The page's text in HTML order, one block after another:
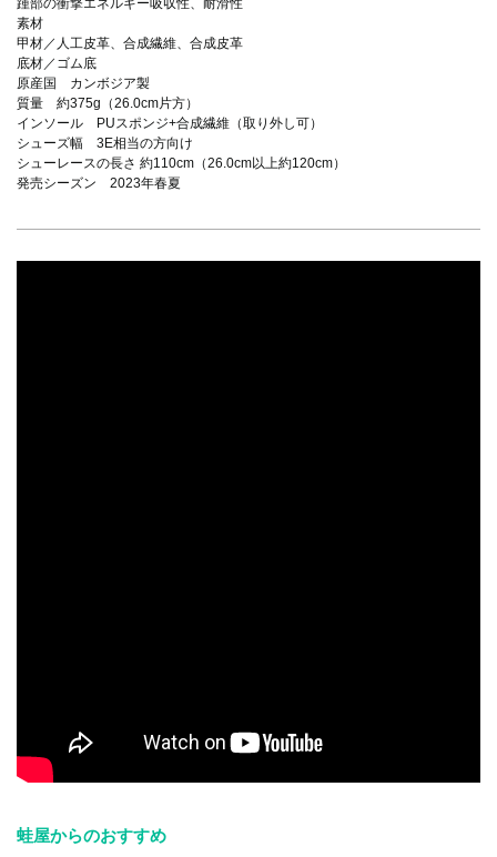
素材
甲材／人工皮革、合成繊維、合成皮革
底材／ゴム底
原産国 カンボジア製
質量 約375g（26.0cm片方）
インソール PUスポンジ+合成繊維（取り外し可）
シューズ幅 3E相当の方向け
シューレースの長さ 約110cm（26.0cm以上約120cm）
発売シーズン 2023年春夏
蛙屋からのおすすめ